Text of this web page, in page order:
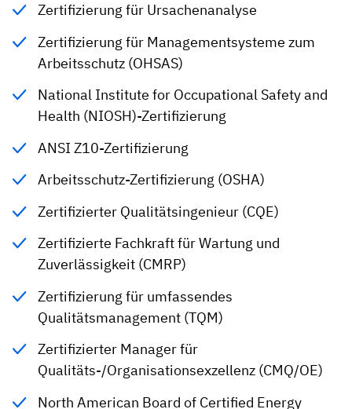
Zertifizierung für Ursachenanalyse
Zertifizierung für Managementsysteme zum
Arbeitsschutz (OHSAS)
National Institute for Occupational Safety and
Health (NIOSH)-Zertifizierung
ANSI Z10-Zertifizierung
Arbeitsschutz-Zertifizierung (OSHA)
Zertifizierter Qualitätsingenieur (CQE)
Zertifizierte Fachkraft für Wartung und
Zuverlässigkeit (CMRP)
Zertifizierung für umfassendes
Qualitätsmanagement (TQM)
Zertifizierter Manager für
Qualitäts-/Organisationsexzellenz (CMQ/OE)
North American Board of Certified Energy